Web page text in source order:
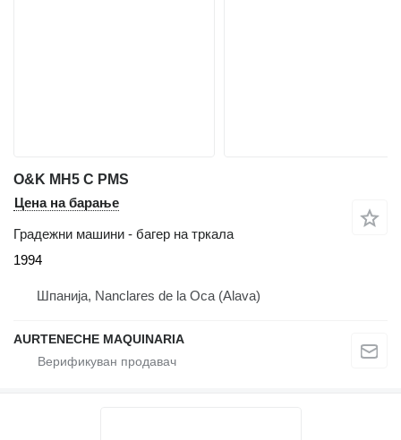
O&K MH5 C PMS
Цена на барање
Градежни машини - багер на тркала
1994
Шпанија, Nanclares de la Oca (Alava)
AURTENECHE MAQUINARIA